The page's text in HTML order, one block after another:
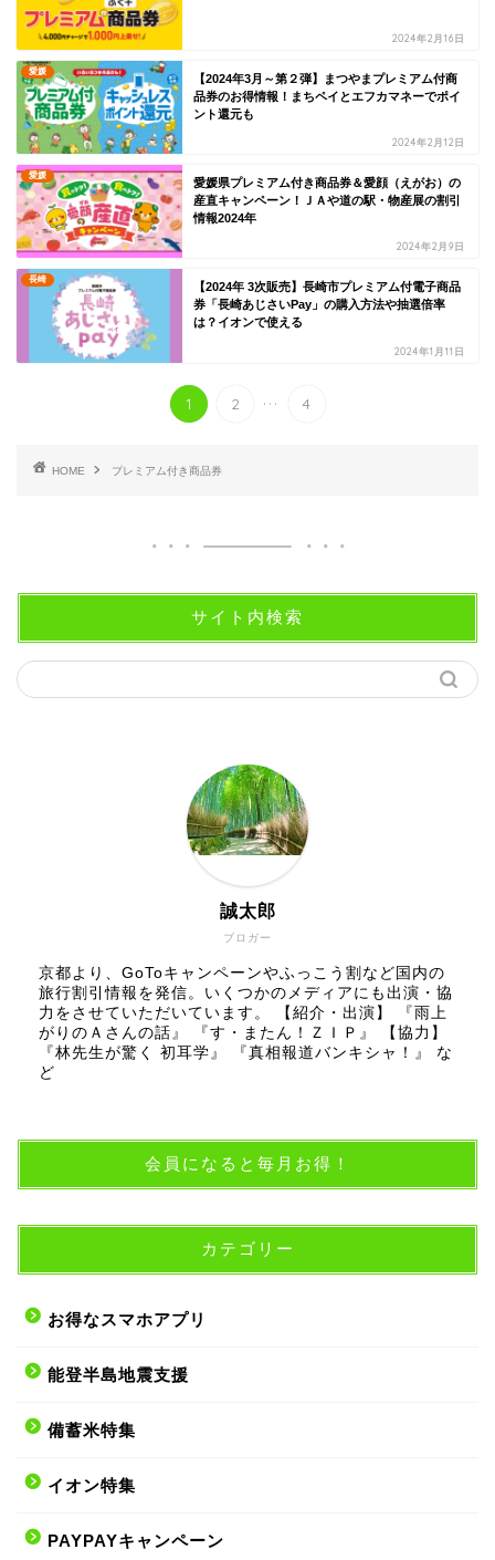
2024年2月16日
愛媛
【2024年3月～第２弾】まつやまプレミアム付商
品券のお得情報！まちペイとエフカマネーでポイ
ント還元も
2024年2月12日
愛媛
愛媛県プレミアム付き商品券＆愛顔（えがお）の
産直キャンペーン！ＪＡや道の駅・物産展の割引
情報2024年
2024年2月9日
長崎
【2024年 3次販売】長崎市プレミアム付電子商品
券「長崎あじさいPay」の購入方法や抽選倍率
は？イオンで使える
2024年1月11日
1 2 ... 4
HOME プレミアム付き商品券
サイト内検索
ブロガー
誠太郎
京都より、GoToキャンペーンやふっこう割など国内の
旅行割引情報を発信。いくつかのメディアにも出演・協
力をさせていただいています。 【紹介・出演】 『雨上
がりのＡさんの話』 『す・またん！ＺＩＰ』 【協力】
『林先生が驚く 初耳学』 『真相報道バンキシャ！』 な
ど
会員になると毎月お得！
カテゴリー
お得なスマホアプリ
能登半島地震支援
備蓄米特集
イオン特集
PAYPAYキャンペーン